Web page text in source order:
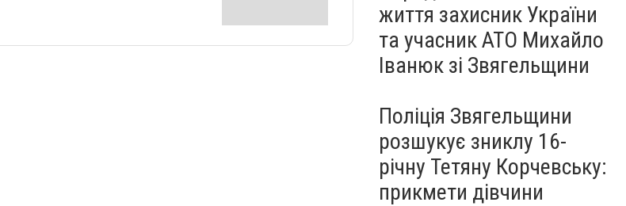
життя захисник України
та учасник АТО Михайло
Іванюк зі Звягельщини
Поліція Звягельщини
розшукує зниклу 16-
річну Тетяну Корчевську:
прикмети дівчини